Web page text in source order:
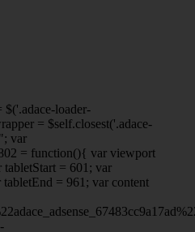
loader-
= $self.closest('.adace-
var
= function(){ var viewport
= 601; var
tabletEnd = 961; var content